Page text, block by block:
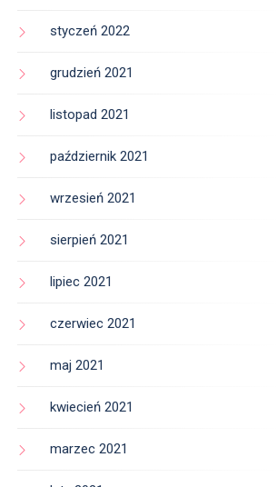
styczeń 2022
grudzień 2021
listopad 2021
październik 2021
wrzesień 2021
sierpień 2021
lipiec 2021
czerwiec 2021
maj 2021
kwiecień 2021
marzec 2021